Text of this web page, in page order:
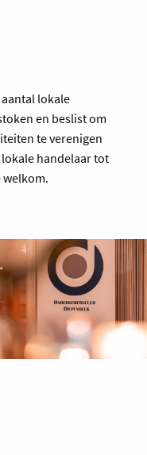
lokale
en beslist om
te verenigen
handelaar tot
welkom.